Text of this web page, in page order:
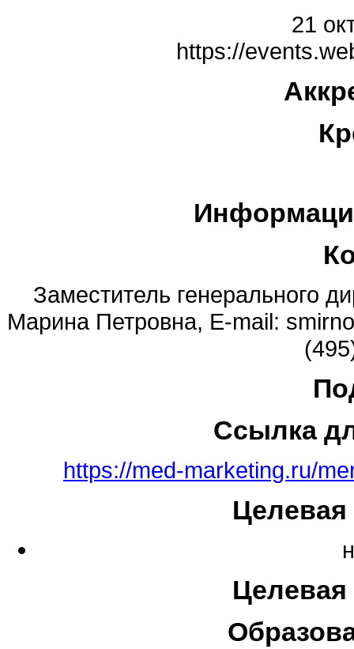
21
https://
Заместитель генерального
Марина Петровна, E-mail:
Ссылка
https://med-marketing.ru/